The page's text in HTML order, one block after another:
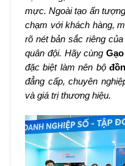
mực. Ngoài tạo ấn
chạm với khách hàng,
rõ nét bản sắc riêng
quân đội. Hãy cùng
đặc biệt làm nên bộ
đẳng cấp, chuyên
và giá trị thương hiệu.